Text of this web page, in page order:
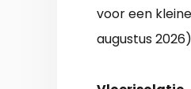
voor een
augustus